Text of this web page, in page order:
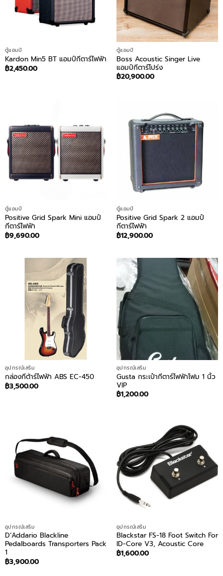
ตู้แอมป์
Kardon Min5 BT แอมป์กีตาร์ไฟฟ้า
฿2,450.00
ตู้แอมป์
Boss Acoustic Singer Live
แอมป์กีตาร์โปร่ง
฿20,900.00
ตู้แอมป์
Positive Grid Spark Mini แอมป์
กีตาร์ไฟฟ้า
฿9,690.00
ตู้แอมป์
Positive Grid Spark 2 แอมป์
กีตาร์ไฟฟ้า
฿12,900.00
อุปกรณ์เสริม
กล่องกีต้าร์ไฟฟ้า ABS EC-450
฿3,500.00
อุปกรณ์เสริม
Gusta กระเป๋ากีตาร์ไฟฟ้าโฟม 1 นิ้ว
VIP
฿1,200.00
อุปกรณ์เสริม
D’Addario Blackline
Pedalboards Transporters Pack
1
฿3,900.00
อุปกรณ์เสริม
Blackstar FS-18 Foot Switch For
ID-Core V3, Acoustic Core
฿1,600.00